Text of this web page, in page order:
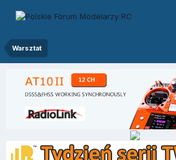
Warsztat